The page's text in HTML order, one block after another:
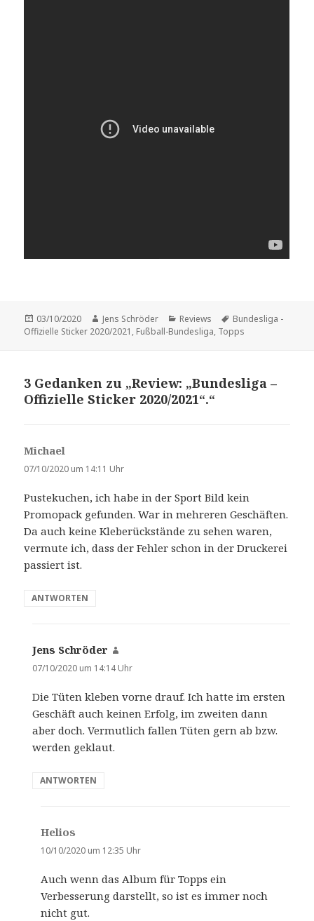
Veröffentlicht
am
03/10/2020 Autor
Jens Schröder Kategorien
Reviews Schlagwörter
Bundesliga -
Offizielle Sticker 2020/2021 , Fußball-Bundesliga, Topps
3 Gedanken zu „Review: „Bundesliga –
Offizielle Sticker 2020/2021“.“
Michael
a
t
:
07/10/2020 um 14:11 Uhr
Pustekuchen, ich habe in der Sport Bild kein
Promopack gefunden. War in mehreren Geschäften.
Da auch keine Kleberückstände zu sehen waren,
vermute ich, dass der Fehler schon in der Druckerei
passiert ist.
ANTWORTEN
Jens Schröder
a
t
:
07/10/2020 um 14:14 Uhr
Die Tüten kleben vorne drauf. Ich hatte im ersten
Geschäft auch keinen Erfolg, im zweiten dann
aber doch. Vermutlich fallen Tüten gern ab bzw.
werden geklaut.
ANTWORTEN
Helios
a
t
:
10/10/2020 um 12:35 Uhr
Auch wenn das Album für Topps ein
Verbesserung darstellt, so ist es immer noch
nicht gut.